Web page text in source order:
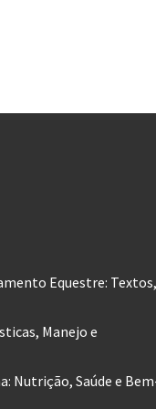
Equestre: Textos,
Manejo e
Nutrição, Saúde e